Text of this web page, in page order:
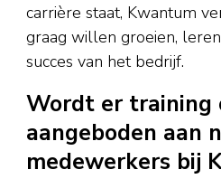
carrière staat, Kwantum
graag willen groeien,
succes van het bedrijf.
Wordt er training
aangeboden aan
medewerkers bij